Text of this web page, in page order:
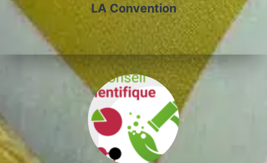
LA Convention